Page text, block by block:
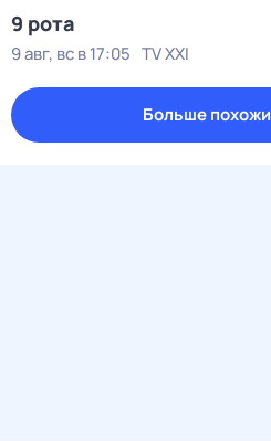
9 рота
9 авг, вс в 17:05 TV XXI
Больше